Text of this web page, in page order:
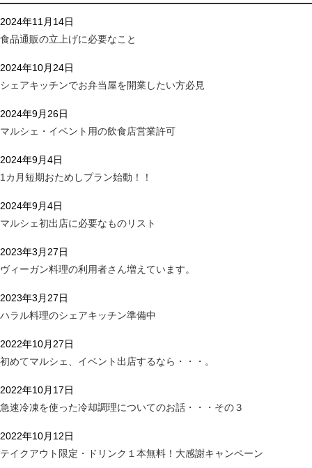
食品通販の立上げに必要なこと
2024年11月14日
シェアキッチンでお弁当屋を開業したい方必見
2024年10月24日
マルシェ・イベント用の飲食店営業許可
2024年9月26日
1カ月短期おためしプラン始動！！
2024年9月4日
マルシェ初出店に必要なものリスト
2024年9月4日
ヴィーガン料理の利用者さん増えています。
2023年3月27日
ハラル料理のシェアキッチン準備中
2023年3月27日
初めてマルシェ、イベント出店するなら・・・。
2022年10月27日
急速冷凍を使った冷却調理についてのお話・・・その３
2022年10月17日
テイクアウト限定・ドリンク１本無料！大感謝キャンペーン
2022年10月12日